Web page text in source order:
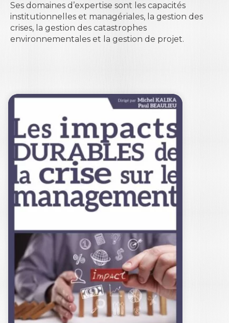
Ses domaines d’expertise sont les capacités
institutionnelles et managériales, la gestion des
crises, la gestion des catastrophes
environnementales et la gestion de projet.